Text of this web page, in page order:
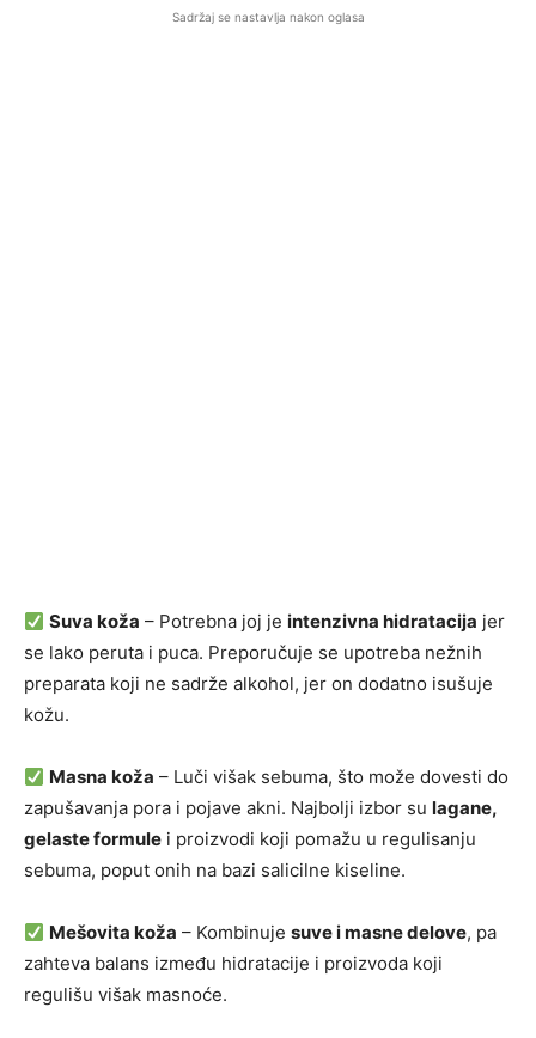
Sadržaj se nastavlja nakon oglasa
Suva koža – Potrebna joj jeintenzivna hidratacija jer
se lako peruta i puca. Preporučuje se upotreba nežnih
preparata koji ne sadrže alkohol, jer on dodatno isušuje
kožu.
Masna koža – Luči višak sebuma, što može dovesti do
zapušavanja pora i pojave akni. Najbolji izbor su lagane,
gelaste formule i proizvodi koji pomažu u regulisanju
sebuma, poput onih na bazi salicilne kiseline.
Mešovita koža – Kombinujesuve i masne delove, pa
zahteva balans između hidratacije i proizvoda koji
regulišu višak masnoće.